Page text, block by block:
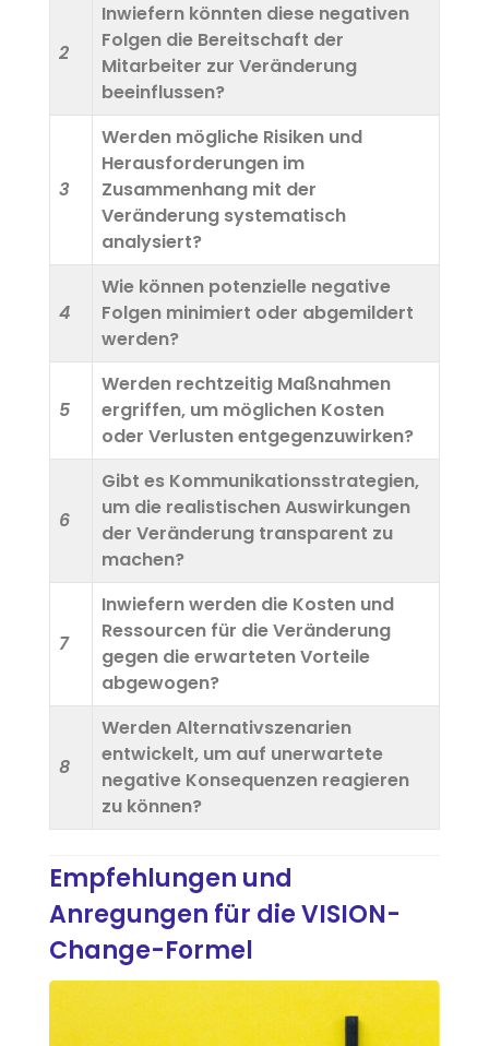
2
Inwiefern könnten diese negativen
Folgen die Bereitschaft der
Mitarbeiter zur Veränderung
beeinflussen?
3
Werden mögliche Risiken und
Herausforderungen im
Zusammenhang mit der
Veränderung systematisch
analysiert?
4
Wie können potenzielle negative
Folgen minimiert oder abgemildert
werden?
5
Werden rechtzeitig Maßnahmen
ergriffen, um möglichen Kosten
oder Verlusten entgegenzuwirken?
6
Gibt es Kommunikationsstrategien,
um die realistischen Auswirkungen
der Veränderung transparent zu
machen?
7
Inwiefern werden die Kosten und
Ressourcen für die Veränderung
gegen die erwarteten Vorteile
abgewogen?
8
Werden Alternativszenarien
entwickelt, um auf unerwartete
negative Konsequenzen reagieren
zu können?
Empfehlungen und
Anregungen für die VISION-
Change-Formel